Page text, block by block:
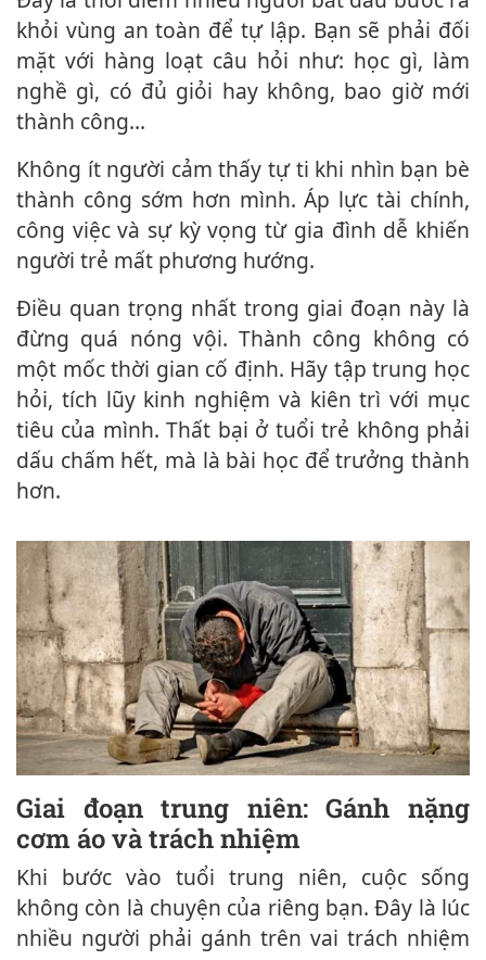
khỏi vùng an toàn để tự lập. Bạn sẽ phải đối
mặt với hàng loạt câu hỏi như: học gì, làm
nghề gì, có đủ giỏi hay không, bao giờ mới
thành công…
Không ít người cảm thấy tự ti khi nhìn bạn bè
thành công sớm hơn mình. Áp lực tài chính,
công việc và sự kỳ vọng từ gia đình dễ khiến
người trẻ mất phương hướng.
Điều quan trọng nhất trong giai đoạn này là
đừng quá nóng vội. Thành công không có
một mốc thời gian cố định. Hãy tập trung học
hỏi, tích lũy kinh nghiệm và kiên trì với mục
tiêu của mình. Thất bại ở tuổi trẻ không phải
dấu chấm hết, mà là bài học để trưởng thành
hơn.
Giai đoạn trung niên: Gánh nặng
cơm áo và trách nhiệm
Khi bước vào tuổi trung niên, cuộc sống
không còn là chuyện của riêng bạn. Đây là lúc
nhiều người phải gánh trên vai trách nhiệm